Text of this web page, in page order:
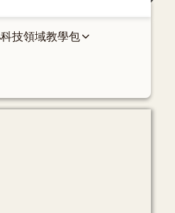
科技領域教學包